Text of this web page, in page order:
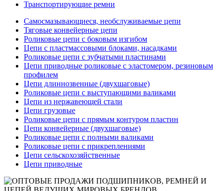
Транспортирующие ремни
Самосмазывающиеся, необслуживаемые цепи
Тяговые конвейерные цепи
Роликовые цепи с боковым изгибом
Цепи с пластмассовыми блоками, насадками
Роликовые цепи с зубчатыми пластинами
Цепи приводные роликовые с эластомером, резиновым
профилем
Цепи длиннозвенные (двухшаговые)
Роликовые цепи с выступающими валиками
Цепи из нержавеющей стали
Цепи грузовые
Роликовые цепи с прямым контуром пластин
Цепи конвейерные (двухшаговые)
Роликовые цепи с полными валиками
Роликовые цепи с прикреплениями
Цепи сельскохозяйственные
Цепи приводные